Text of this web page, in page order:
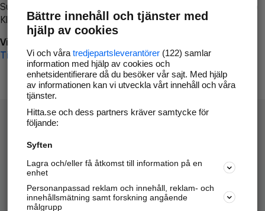
Surfa till
Klicka påTillbaka-knappen i webbläsaren och försök igen
Vi beklagar besväret!
Till startsidan
Hitta.se - Gratis nummerupplysning.
Sök företag, personer och platser.
Hitta telefonnummer, adresser, företagsinfo mm.
Bättre innehåll och tjänster med
hjälp av cookies
Vi och våra tredjepartsleverantörer(122) samlar
information med hjälp av cookies och
enhetsidentifierare då du besöker vår sajt. Med hjälp
av informationen kan vi utveckla vårt innehåll och våra
tjänster.
Hitta.se och dess partners kräver samtycke för
följande:
Syften
Lagra och/eller få åtkomst till information på en
enhet
Personanpassad reklam och innehåll, reklam- och
innehållsmätning samt forskning angående
målgrupp